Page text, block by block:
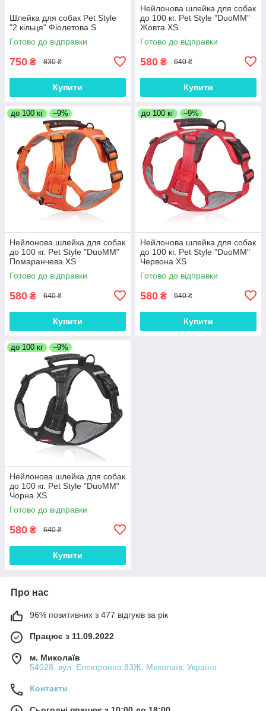
Шлейка для собак Pet Style
"2 кільця" Фіолетова S
Готово до відправки
750 ₴ 830 ₴
Купити
Нейлонова шлейка для собак
до 100 кг. Pet Style "DuoMM"
Жовта XS
Готово до відправки
580 ₴ 640 ₴
Купити
до 100 кг –9%
Нейлонова шлейка для собак
до 100 кг. Pet Style "DuoMM"
Помаранчева XS
Готово до відправки
580 ₴ 640 ₴
Купити
до 100 кг –9%
Нейлонова шлейка для собак
до 100 кг. Pet Style "DuoMM"
Червона XS
Готово до відправки
580 ₴ 640 ₴
Купити
до 100 кг –9%
Нейлонова шлейка для собак
до 100 кг. Pet Style "DuoMM"
Чорна XS
Готово до відправки
580 ₴ 640 ₴
Купити
Про нас
96% позитивних з 477 відгуків за рік
Працює з 11.09.2022
м. Миколаїв
54028, вул. Електронна 83Ж, Миколаїв, Україна
Контакти